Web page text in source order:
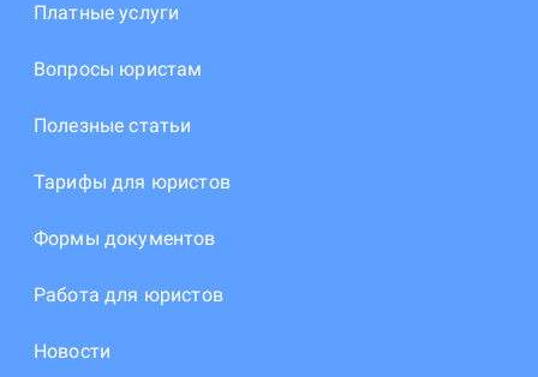
Платные услуги
Вопросы юристам
Полезные статьи
Тарифы для юристов
Формы документов
Работа для юристов
Новости